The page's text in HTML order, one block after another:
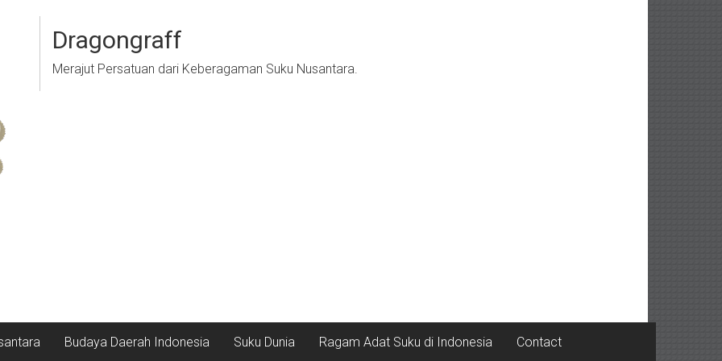
Dragongraff
Merajut Persatuan dari Keberagaman Suku Nusantara.
Budaya Daerah Indonesia Suku Dunia Ragam Adat Suku di Indonesia Contact